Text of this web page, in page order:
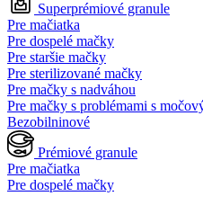
Superprémiové granule
Pre mačiatka
Pre dospelé mačky
Pre staršie mačky
Pre sterilizované mačky
Pre mačky s nadváhou
Pre mačky s problémami s
Bezobilninové
Prémiové granule
Pre mačiatka
Pre dospelé mačky